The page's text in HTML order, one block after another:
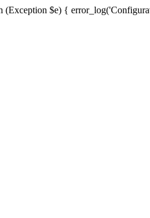
(Exception $e) {